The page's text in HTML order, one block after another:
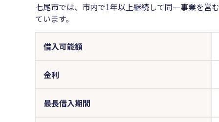
七尾市では、市内で1年以上継続して同一事業を営
ています。
借入可能額
金利
最長借入期間